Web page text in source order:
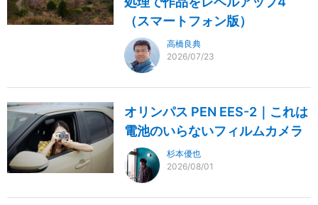
（スマートフォン版）
高橋良典
2026/07/23
オリンパス PEN EES-2｜これは
電池のいらないフィルムカメラ
杉本優也
2026/08/01